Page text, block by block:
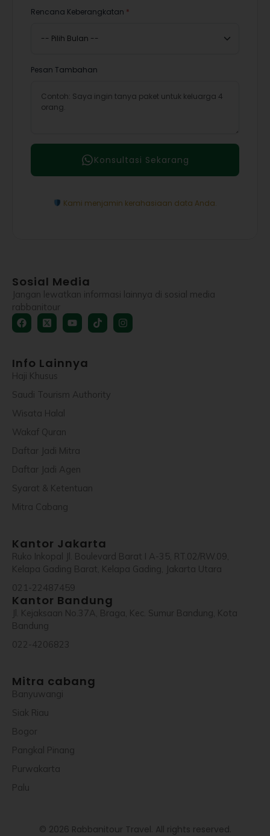
Rencana Keberangkatan *
Pesan Tambahan
Konsultasi Sekarang
Kami menjamin kerahasiaan data Anda.
Sosial Media
Jangan lewatkan informasi lainnya di sosial media
rabbanitour
Facebook
X-
twitter-
YoutubeTiktokInstagram
Info Lainnya
Haji Khusus
Saudi Tourism Authority
Wisata Halal
Wakaf Quran
Daftar Jadi Mitra
Daftar Jadi Agen
Syarat & Ketentuan
Mitra Cabang
Kantor Jakarta
Ruko Inkopal Jl. Boulevard Barat I A-35, RT.02/RW.09,
Kelapa Gading Barat, Kelapa Gading, Jakarta Utara
021-22487459
Kantor Bandung
Jl. Kejaksaan No.37A, Braga, Kec. Sumur Bandung, Kota
Bandung
022-4206823
Mitra cabang
Banyuwangi
Siak Riau
Bogor
Pangkal Pinang
Purwakarta
Palu
© 2026 Rabbanitour Travel. All rights reserved.